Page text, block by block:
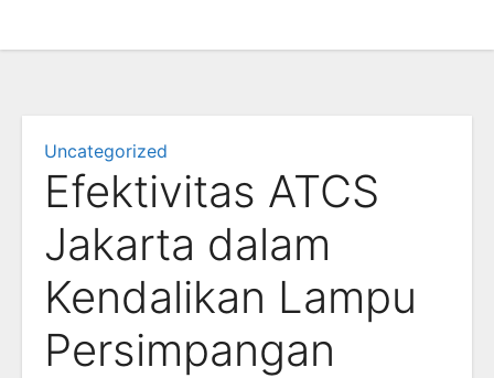
Uncategorized
Efektivitas ATCS
Jakarta dalam
Kendalikan Lampu
Persimpangan